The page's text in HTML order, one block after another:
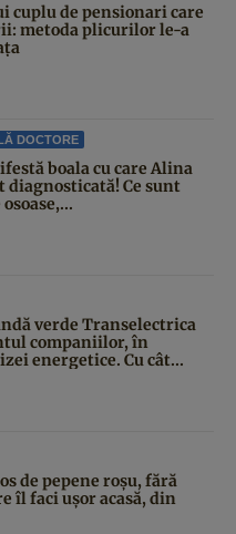
cuplu de pensionari care
metoda plicurilor le-a
DOCTORE
boala cu care Alina
diagnosticată! Ce sunt
verde Transelectrica
companiilor, în
energetice. Cu cât...
de pepene roșu, fără
îl faci ușor acasă, din